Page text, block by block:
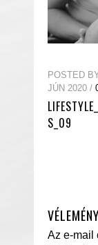
POSTED
JÚN 2020 /
S_09
Az e-mail